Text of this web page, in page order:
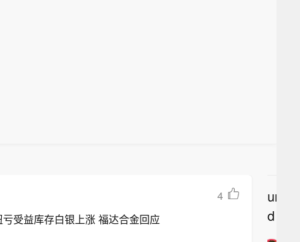
4
受益库存白银上涨 福达合金回应
d